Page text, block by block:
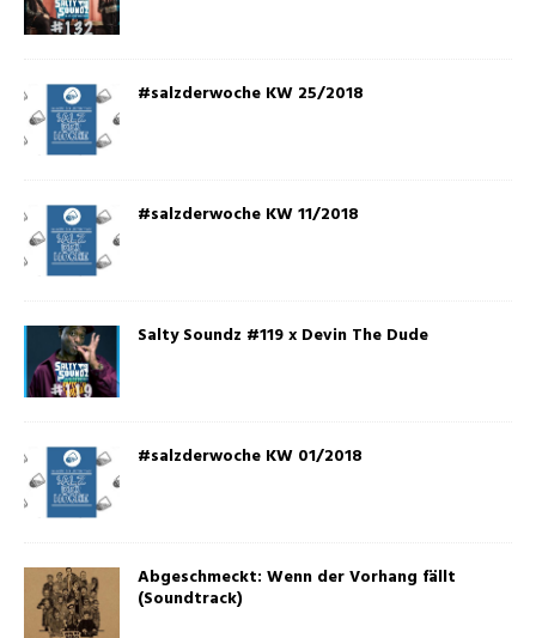
#salzderwoche KW 25/2018
#salzderwoche KW 11/2018
Salty Soundz #119 x Devin The Dude
#salzderwoche KW 01/2018
Abgeschmeckt: Wenn der Vorhang fällt
(Soundtrack)